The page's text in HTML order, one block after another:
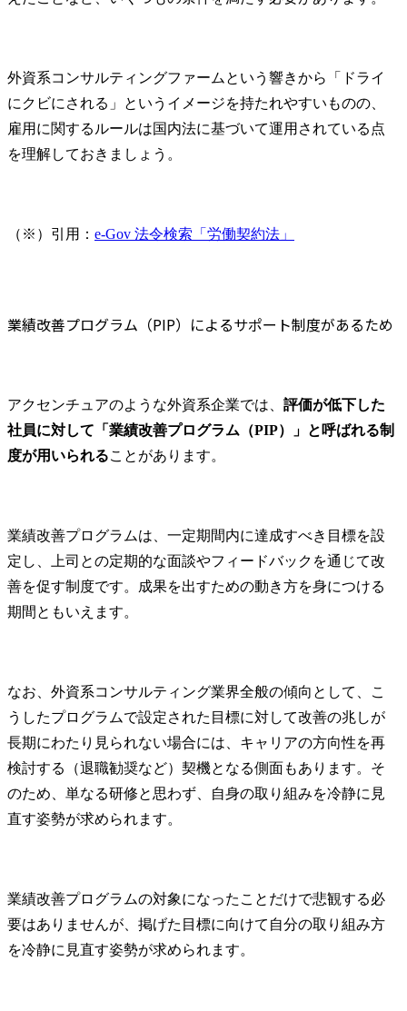
た事業開発からデジタル
ンスフォーメーションの
プランニングから実行支
援を行っています。
セス・デー
・フロント
義した体験
る多様なス
●プロジェク
保険業界
定事業運営
全体変革推
ド・マーケ
含めたカス
トの必要シ
案・開発
銀行業界
インターネ
グ、アプリ
革推進、デ
ティング戦
外資系コンサルティングファームという響きから「ドライ
にクビにされる」というイメージを持たれやすいものの、
雇用に関するルールは国内法に基づいて運用されている点
を理解しておきましょう。
（※）引用： e-Gov 法令検索「労働契約法」
業績改善プログラム（PIP）によるサポート制度があるため
アクセンチュアのような外資系企業では、 評価が低下した
社員に対して「業績改善プログラム（PIP）」と呼ばれる制
度が用いられることがあります。
業績改善プログラムは、一定期間内に達成すべき目標を設
定し、上司との定期的な面談やフィードバックを通じて改
善を促す制度です。成果を出すための動き方を身につける
期間ともいえます。
なお、外資系コンサルティング業界全般の傾向として、こ
うしたプログラムで設定された目標に対して改善の兆しが
長期にわたり見られない場合には、キャリアの方向性を再
検討する（退職勧奨など）契機となる側面もあります。そ
のため、単なる研修と思わず、自身の取り組みを冷静に見
直す姿勢が求められます。
業績改善プログラムの対象になったことだけで悲観する必
要はありませんが、掲げた目標に向けて自分の取り組み方
を冷静に見直す姿勢が求められます。